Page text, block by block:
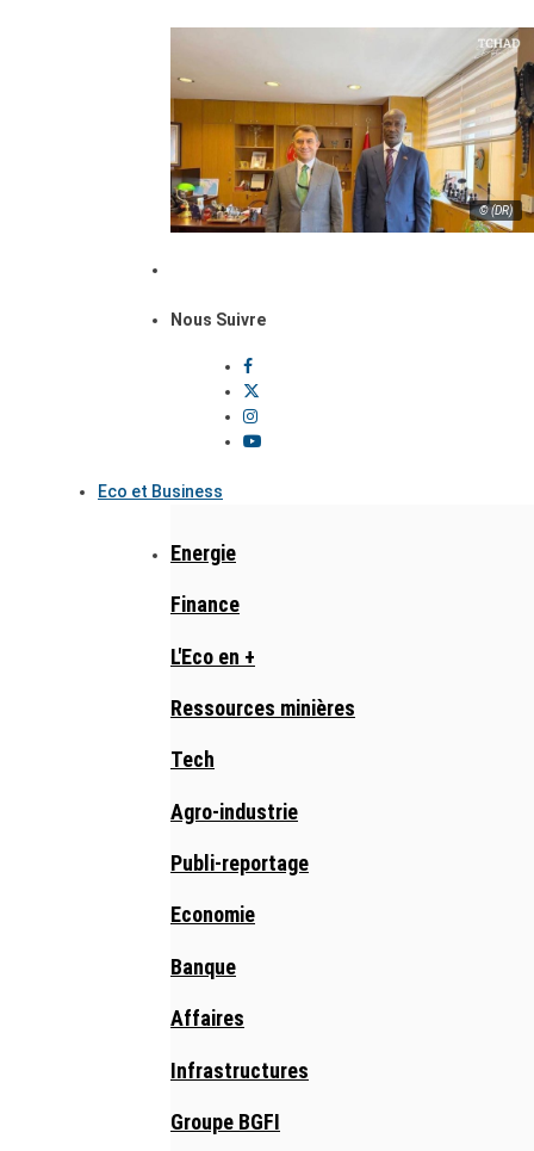
© (DR)
Nous Suivre
Eco et Business
Energie
Finance
L'Eco en +
Ressources minières
Tech
Agro-industrie
Publi-reportage
Economie
Banque
Affaires
Infrastructures
Groupe BGFI